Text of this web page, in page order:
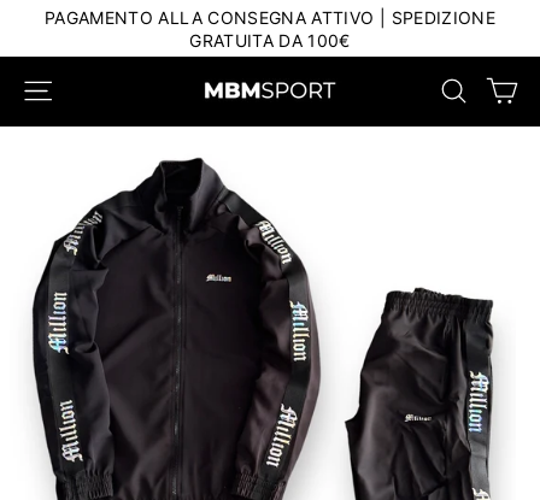
contenuto
PAGAMENTO ALLA CONSEGNA ATTIVO | SPEDIZIONE
GRATUITA DA 100€
Ricerca